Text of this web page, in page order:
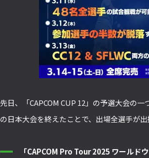
先日、「CAPCOM CUP 12」の予選大会の一
の日本大会を終えたことで、出場全選手が出
「CAPCOM Pro Tour 2025 ワールド